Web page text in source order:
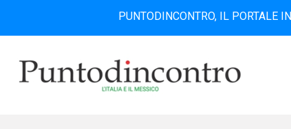
PUNTODINCONTRO, IL PORTALE